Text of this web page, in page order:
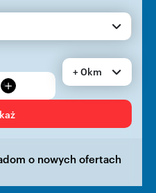
+
+ 0km
o nowych ofertach